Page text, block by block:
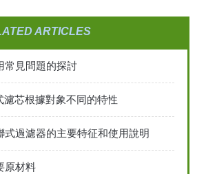
ARTICLES
常見問題的探討
濾芯根據對象不同的特性
式過濾器的主要特征和使用說明
原材料